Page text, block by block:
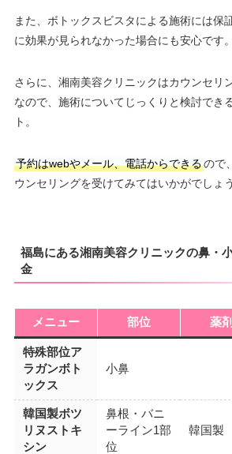
また、ボトックスビスタによる施術には保
に効果が見られなかった場合にも安心です。
さらに、湘南美容クリニックはカウンセリ
なので、施術についてじっくりと検討でき
ト。
予約はwebやメール、電話からできるので
ウンセリングを受けてみてはいかがでしょう
福島にある湘南美容クリニックの鼻・
金
メニュー 部位 薬剤
特殊部位ア
ラガンボト
ックス
小鼻
韓国製ボツ
リヌストキ
シン
鼻根・バニ
ーライン1部
位
韓国製